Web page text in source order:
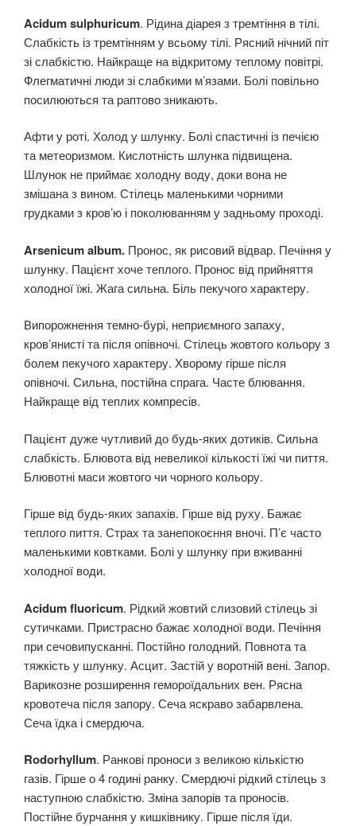
Acidum sulphuricum. Рідина діарея з тремтіння в тілі.
Слабкість із тремтінням у всьому тілі. Рясний нічний піт
зі слабкістю. Найкраще на відкритому теплому повітрі.
Флегматичні люди зі слабкими м’язами. Болі повільно
посилюються та раптово зникають.
Афти у роті. Холод у шлунку. Болі спастичні із печією
та метеоризмом. Кислотність шлунка підвищена.
Шлунок не приймає холодну воду, доки вона не
змішана з вином. Стілець маленькими чорними
грудками з кров’ю і поколюванням у задньому проході.
Arsenicum album. Пронос, як рисовий відвар. Печіння у
шлунку. Пацієнт хоче теплого. Пронос від прийняття
холодної їжі. Жага сильна. Біль пекучого характеру.
Випорожнення темно-бурі, неприємного запаху,
кров’янисті та після опівночі. Стілець жовтого кольору з
болем пекучого характеру. Хворому гірше після
опівночі. Сильна, постійна спрага. Часте блювання.
Найкраще від теплих компресів.
Пацієнт дуже чутливий до будь-яких дотиків. Сильна
слабкість. Блювота від невеликої кількості їжі чи пиття.
Блювотні маси жовтого чи чорного кольору.
Гірше від будь-яких запахів. Гірше від руху. Бажає
теплого пиття. Страх та занепокоєння вночі. П’є часто
маленькими ковтками. Болі у шлунку при вживанні
холодної води.
Acidum fluoricum. Рідкий жовтий слизовий стілець зі
сутичками. Пристрасно бажає холодної води. Печіння
при сечовипусканні. Постійно голодний. Повнота та
тяжкість у шлунку. Асцит. Застій у воротній вені. Запор.
Варикозне розширення гемороїдальних вен. Рясна
кровотеча після запору. Сеча яскраво забарвлена.
Сеча їдка і смердюча.
Rodorhyllum. Ранкові проноси з великою кількістю
газів. Гірше о 4 годині ранку. Смердючі рідкий стілець з
наступною слабкістю. Зміна запорів та проносів.
Постійне бурчання у кишківнику. Гірше після їди.